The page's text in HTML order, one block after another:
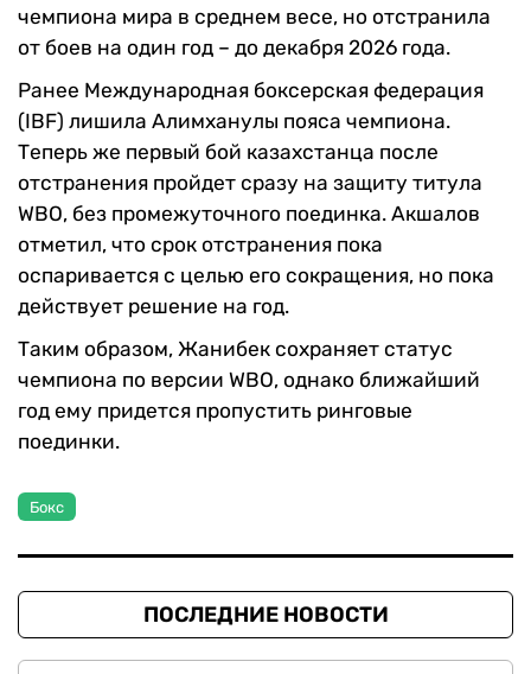
чемпиона мира в среднем весе, но отстранила
от боев на один год – до декабря 2026 года.
Ранее Международная боксерская федерация
(IBF) лишила Алимханулы пояса чемпиона.
Теперь же первый бой казахстанца после
отстранения пройдет сразу на защиту титула
WBO, без промежуточного поединка. Акшалов
отметил, что срок отстранения пока
оспаривается с целью его сокращения, но пока
действует решение на год.
Таким образом, Жанибек сохраняет статус
чемпиона по версии WBO, однако ближайший
год ему придется пропустить ринговые
поединки.
Бокс
ПОСЛЕДНИЕ НОВОСТИ